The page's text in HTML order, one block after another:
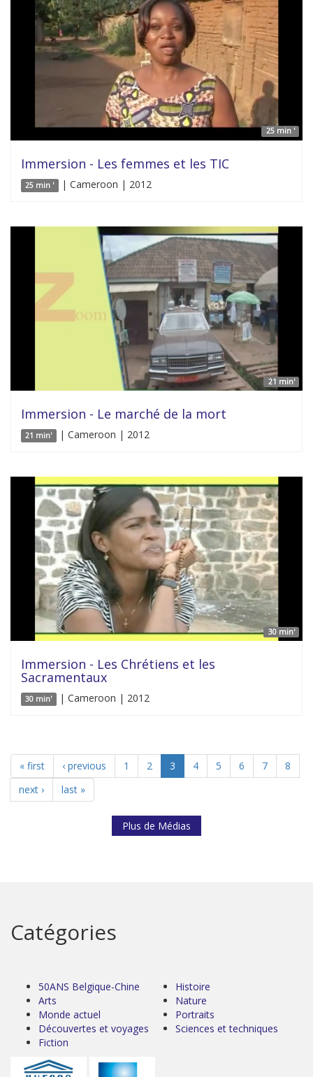
25 min '
Immersion - Les femmes et les TIC
25 min ' | Cameroon | 2012
21 min'
Immersion - Le marché de la mort
21 min' | Cameroon | 2012
30 min'
Immersion - Les Chrétiens et les
Sacramentaux
30 min' | Cameroon | 2012
« first ‹ previous 1 2 3 4 5 6 7
8
next ›
last »
Plus de Médias
Catégories
50ANS Belgique-Chine
Arts
Monde actuel
Découvertes et voyages
Fiction
Histoire
Nature
Portraits
Sciences et techniques